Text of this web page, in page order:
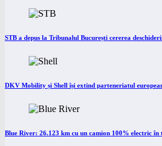
STB a depus la Tribunalul București cererea
DKV Mobility și Shell își extind parteneriatul
Blue River: 26.123 km cu un camion 100% electric